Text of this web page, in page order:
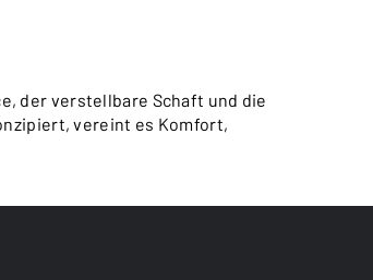
der verstellbare Schaft und die
vereint es Komfort,